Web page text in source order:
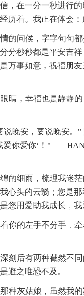
，在一分一秒进行
历着。我正在体会：
的问候，字字句句
分秒秒都是平安吉
万事如意，祝福朋友
睛，幸福也是静静
说晚安，要说晚安。"
爱你爱你‘！
的细雨，梳理我迷
心头的云翳；您是
您用爱助我成长，我
你的左手不分手，
刻后有两种截然不
避之唯恐不及。
种灰姑娘，虽然我